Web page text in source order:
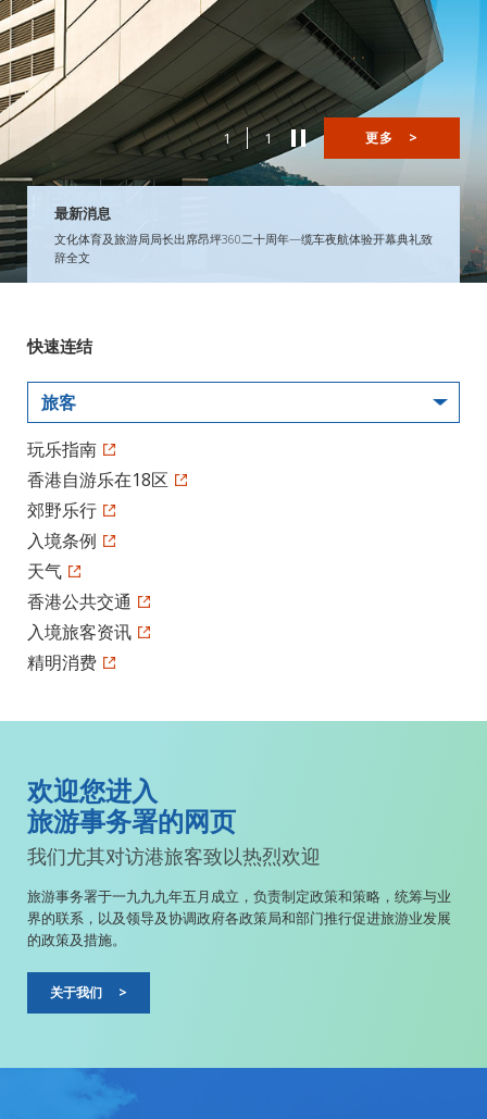
1 1 更多 >
最新消息
文化体育及旅游局局长出席昂坪360二十周年—缆车夜航体验开幕典礼致
辞全文
快速连结
旅客
玩乐指南
香港自游乐在18区
郊野乐行
入境条例
天气
香港公共交通
入境旅客资讯
精明消费
欢迎您进入
旅游事务署的网页
我们尤其对访港旅客致以热烈欢迎
旅游事务署于一九九九年五月成立，负责制定政策和策略，统筹与业
界的联系，以及领导及协调政府各政策局和部门推行促进旅游业发展
的政策及措施。
关于我们 >